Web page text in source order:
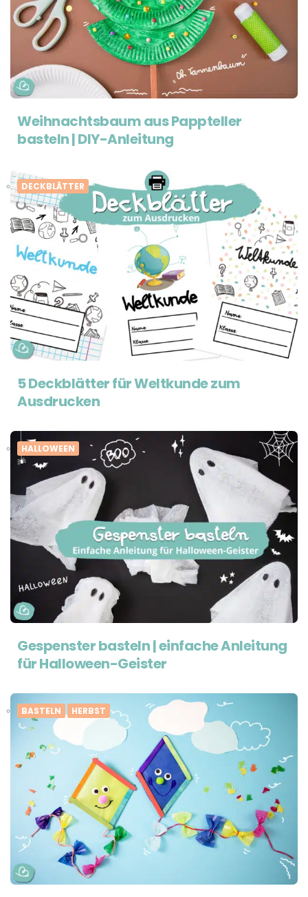
Weihnachtsbaum aus Pappteller
basteln | DIY-Anleitung
DECKBLÄTTER
5 Deckblätter für Weltkunde zum
Ausdrucken
HALLOWEEN
Gespenster basteln | einfache Anleitung
für Halloween-Geister
BASTELN HERBST